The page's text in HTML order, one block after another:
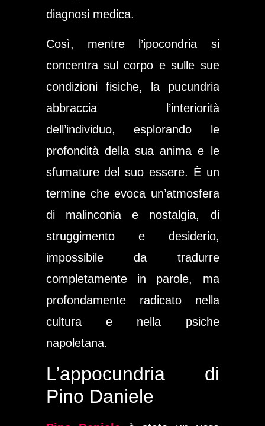
diagnosi medica.
Così, mentre l’ipocondria si
concentra sul corpo e sulle sue
condizioni fisiche, la pucundria
abbraccia l’interiorità
dell’individuo, esplorando le
profondità della sua anima e le
sfumature del suo essere. È un
termine che evoca un’atmosfera
di malinconia e nostalgia, di
struggimento e desiderio,
impossibile da tradurre
completamente in parole, ma
profondamente radicato nella
cultura e nella psiche
napoletana.
L’appocundria di
Pino Daniele